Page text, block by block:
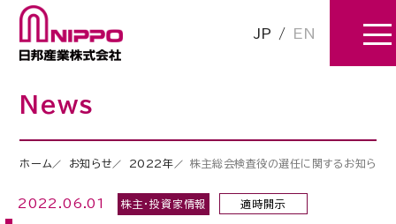
JP / EN
News
ホーム お知らせ 2022年 株主総会検査役の選任に関するお知らせ
2022.06.01 株主・投資家情報 適時開示